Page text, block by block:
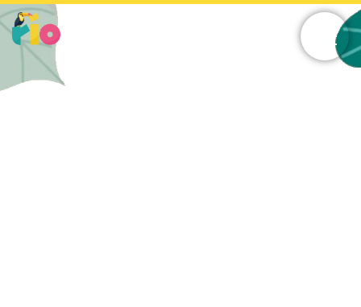
Skip
to
content